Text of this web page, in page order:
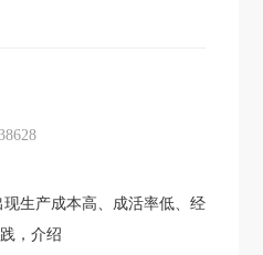
生产成本高、成活率低、经
，介绍